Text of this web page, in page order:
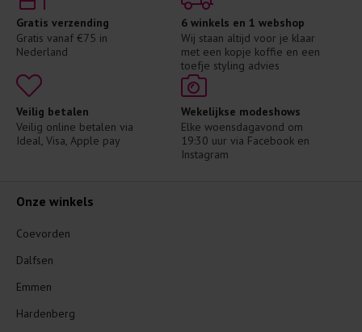
Gratis verzending
Gratis vanaf €75 in
Nederland
6 winkels en 1 webshop
Wij staan altijd voor je klaar
met een kopje koffie en een
toefje styling advies
Veilig betalen
Veilig online betalen via
Ideal, Visa, Apple pay
Wekelijkse modeshows
Elke woensdagavond om
19:30 uur via Facebook en
Instagram
Onze winkels
Coevorden
Dalfsen
Emmen
Hardenberg